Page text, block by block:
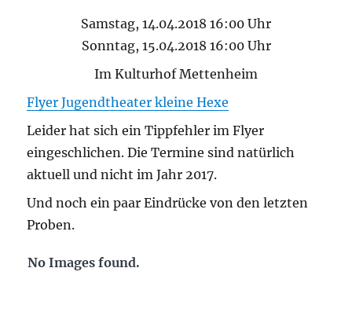
Samstag, 14.04.2018 16:00 Uhr
Sonntag, 15.04.2018 16:00 Uhr
Im Kulturhof Mettenheim
Flyer Jugendtheater kleine Hexe
Leider hat sich ein Tippfehler im Flyer
eingeschlichen. Die Termine sind natürlich
aktuell und nicht im Jahr 2017.
Und noch ein paar Eindrücke von den letzten
Proben.
No Images found.